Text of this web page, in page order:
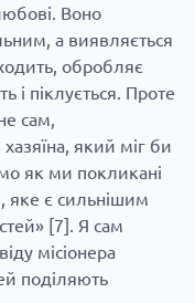
Воно
а виявляється
обробляє
і піклується. Проте
сам,
який міг би
як ми покликані
яке є сильнішим
[7]. Я сам
місіонера
поділяють